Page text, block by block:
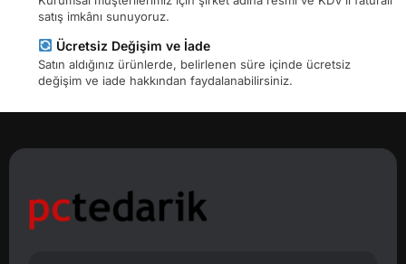
satış imkânı sunuyoruz.
Ücretsiz Değişim ve İade
Satın aldığınız ürünlerde, belirlenen süre içinde ücretsiz
değişim ve iade hakkından faydalanabilirsiniz.